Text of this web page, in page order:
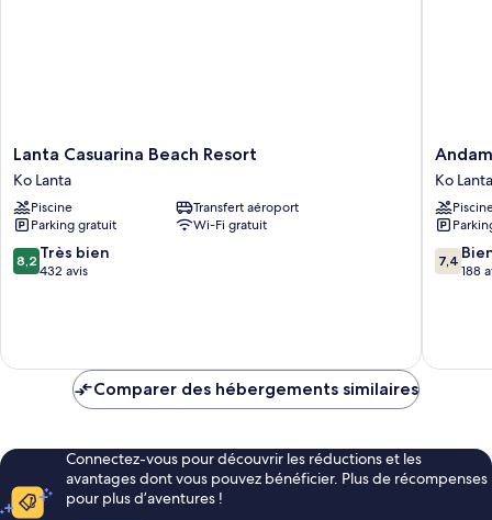
Lanta
Casuarina
Beach
Resort
Ko
Lanta
Lanta Casuarina Beach Resort
Ko Lanta
Piscine
Transfert aéroport
Parking gratuit
Wi-Fi gratuit
8.2
sur
8,2 Très bien
432 avis
Lanta
Resort
Ko
Lanta
Ko Lanta
7.4
sur
7,4
188
Comparer des hébergements similaires
Connectez-vous pour découvrir les réductions et les
avantages dont vous pouvez bénéficier. Plus de récompenses
pour plus d’aventures !